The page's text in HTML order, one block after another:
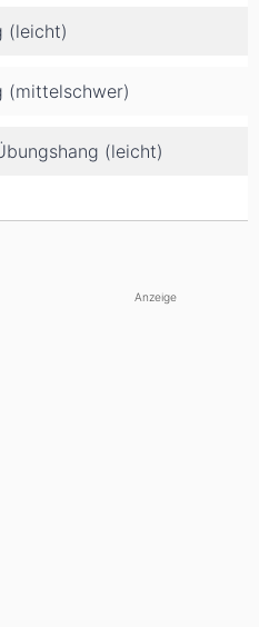
(leicht)
(mittelschwer)
(leicht)
Anzeige